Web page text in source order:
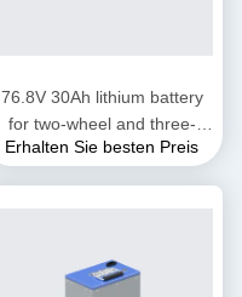
76.8V 30Ah lithium battery
for two-wheel and three-
wheel electric motorcycles
Erhalten Sie besten Preis